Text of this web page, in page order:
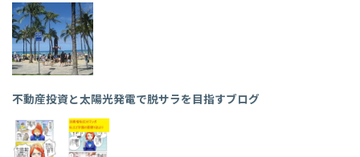
不動産投資と太陽光発電で脱サラを目指すブログ